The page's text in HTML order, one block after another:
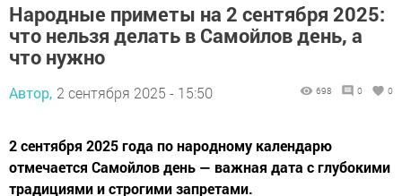
Народные приметы на 2 сентября 2025:
что нельзя делать в Самойлов день, а
что нужно
Автор, 2 сентября 2025 - 15:50 698 0 0
2 сентября 2025 года по народному календарю
отмечается Самойлов день — важная дата с глубокими
традициями и строгими запретами.